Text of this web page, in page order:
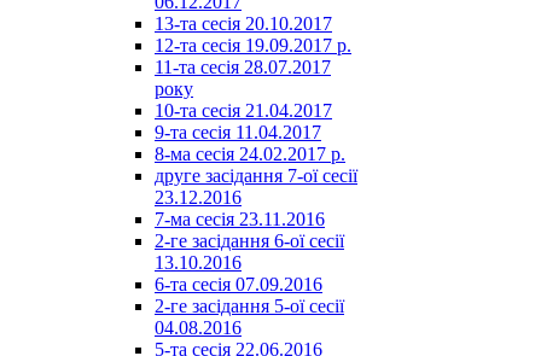
13-та сесія 20.10.2017
12-та сесія 19.09.2017 р.
11-та сесія 28.07.2017
року
10-та сесія 21.04.2017
9-та сесія 11.04.2017
8-ма сесія 24.02.2017 р.
друге засідання 7-ої сесії
23.12.2016
7-ма сесія 23.11.2016
2-ге засідання 6-ої сесії
13.10.2016
6-та сесія 07.09.2016
2-ге засідання 5-ої сесії
04.08.2016
5-та сесія 22.06.2016